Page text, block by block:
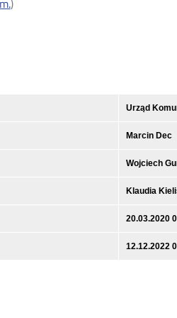
Otwórz
)
Urząd
Marcin Dec
Wojciech
Klaudia
20.03.2020
12.12.2022